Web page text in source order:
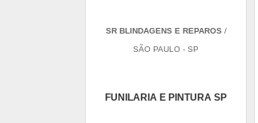
SR BLINDAGENS E REPAROS/
SÃO PAULO - SP
FUNILARIA E PINTURA SP